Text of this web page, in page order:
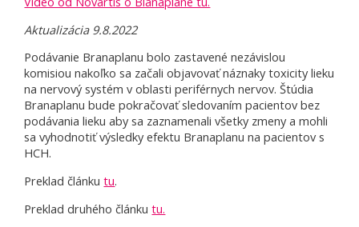
Aktualizácia 9.8.2022
Podávanie Branaplanu bolo zastavené nezávislou
komisiou nakoľko sa začali objavovať náznaky toxicity lieku
na nervový systém v oblasti periférnych nervov. Štúdia
Branaplanu bude pokračovať sledovaním pacientov bez
podávania lieku aby sa zaznamenali všetky zmeny a mohli
sa vyhodnotiť výsledky efektu Branaplanu na pacientov s
HCH.
Preklad článkutu.
Preklad druhého článkutu.